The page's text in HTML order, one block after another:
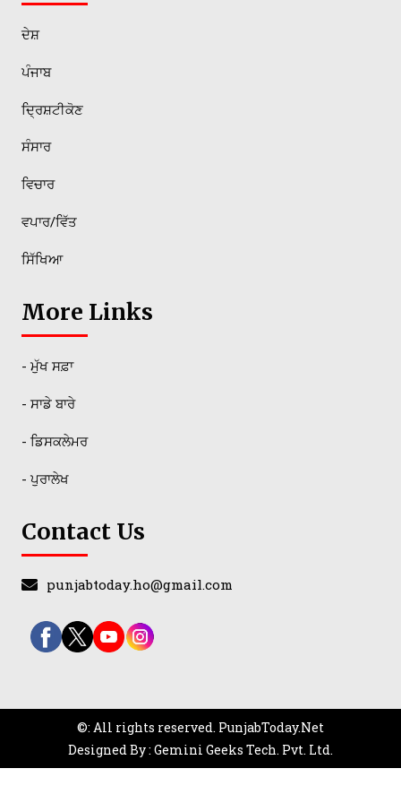
ਦੇਸ਼
ਪੰਜਾਬ
ਦ੍ਰਿਸ਼ਟੀਕੋਣ
ਸੰਸਾਰ
ਵਿਚਾਰ
ਵਪਾਰ/ਵਿੱਤ
ਸਿੱਖਿਆ
More Links
- ਮੁੱਖ ਸਫ਼ਾ
- ਸਾਡੇ ਬਾਰੇ
- ਡਿਸਕਲੇਮਰ
- ਪੁਰਾਲੇਖ
Contact Us
punjabtoday.ho@gmail.com
©: All rights reserved. PunjabToday.Net
Designed By : Gemini Geeks Tech. Pvt. Ltd.